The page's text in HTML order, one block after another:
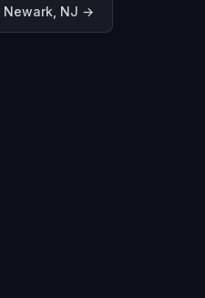
Newark, NJ →